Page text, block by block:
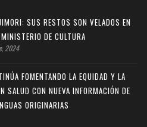
SUS RESTOS SON VELADOS EN
DE CULTURA
2024
FOMENTANDO LA EQUIDAD Y LA
SALUD CON NUEVA INFORMACIÓN DE
ORIGINARIAS